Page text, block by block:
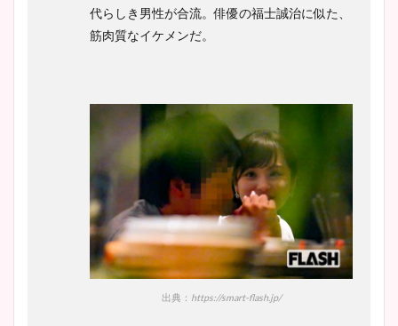
凄い！
池谷実悠アナのメガネ画像が
かわいい！カップや水着姿も
まとめた！
代らしき男性が合流。俳優の福士誠治に似た、
筋肉質なイケメンだ。
出典： https://smart-flash.jp/